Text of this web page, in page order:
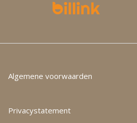
Algemene voorwaarden
Privacystatement